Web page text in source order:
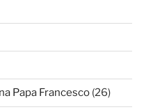
Papa Francesco (26)